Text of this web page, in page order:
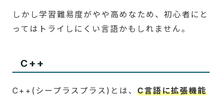
しかし学習難易度がやや高めなため、初心者にと
ってはトライしにくい言語かもしれません。
C++
C++(シープラスプラス)とは、 C言語に拡張機能